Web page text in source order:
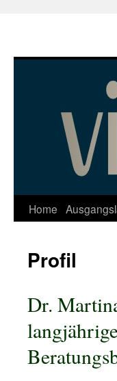
Home
Profil
Dr.